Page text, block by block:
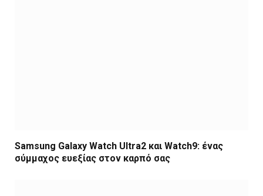
Samsung Galaxy Watch Ultra2 και Watch9: ένας
σύμμαχος ευεξίας στον καρπό σας